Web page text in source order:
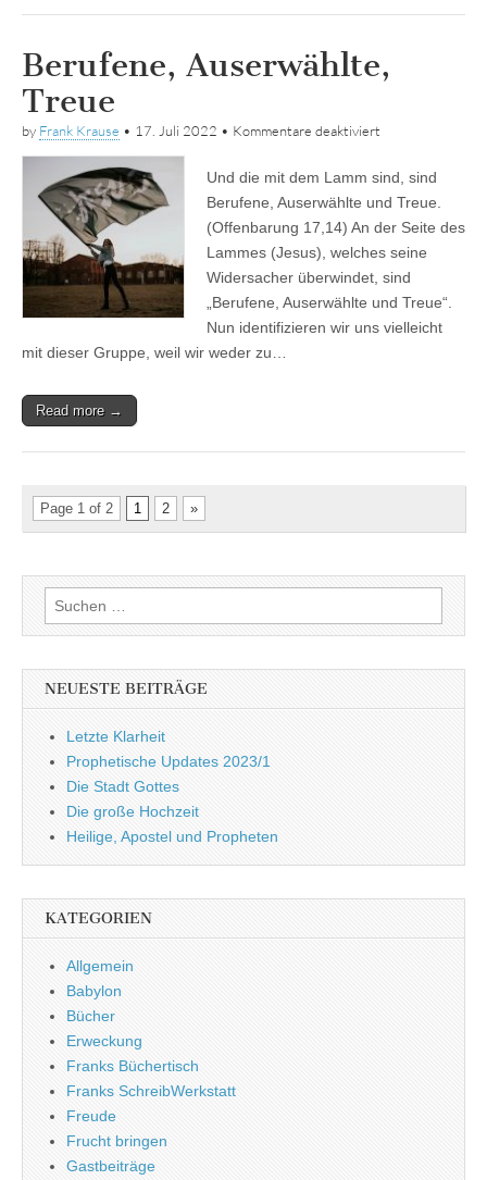
Berufene, Auserwählte,
Treue
by Frank Krause • 17. Juli 2022 • Kommentare deaktiviert
Treue
Und die mit dem Lamm sind, sind
Berufene, Auserwählte und Treue.
(Offenbarung 17,14) An der Seite des
Lammes (Jesus), welches seine
Widersacher überwindet, sind
„Berufene, Auserwählte und Treue“.
Nun identifizieren wir uns vielleicht
mit dieser Gruppe, weil wir weder zu…
Read more →
Page 1 of 2 1 2 »
Suchen
nach:
NEUESTE BEITRÄGE
Letzte Klarheit
Prophetische Updates 2023/1
Die Stadt Gottes
Die große Hochzeit
Heilige, Apostel und Propheten
KATEGORIEN
Allgemein
Babylon
Bücher
Erweckung
Franks Büchertisch
Franks SchreibWerkstatt
Freude
Frucht bringen
Gastbeiträge